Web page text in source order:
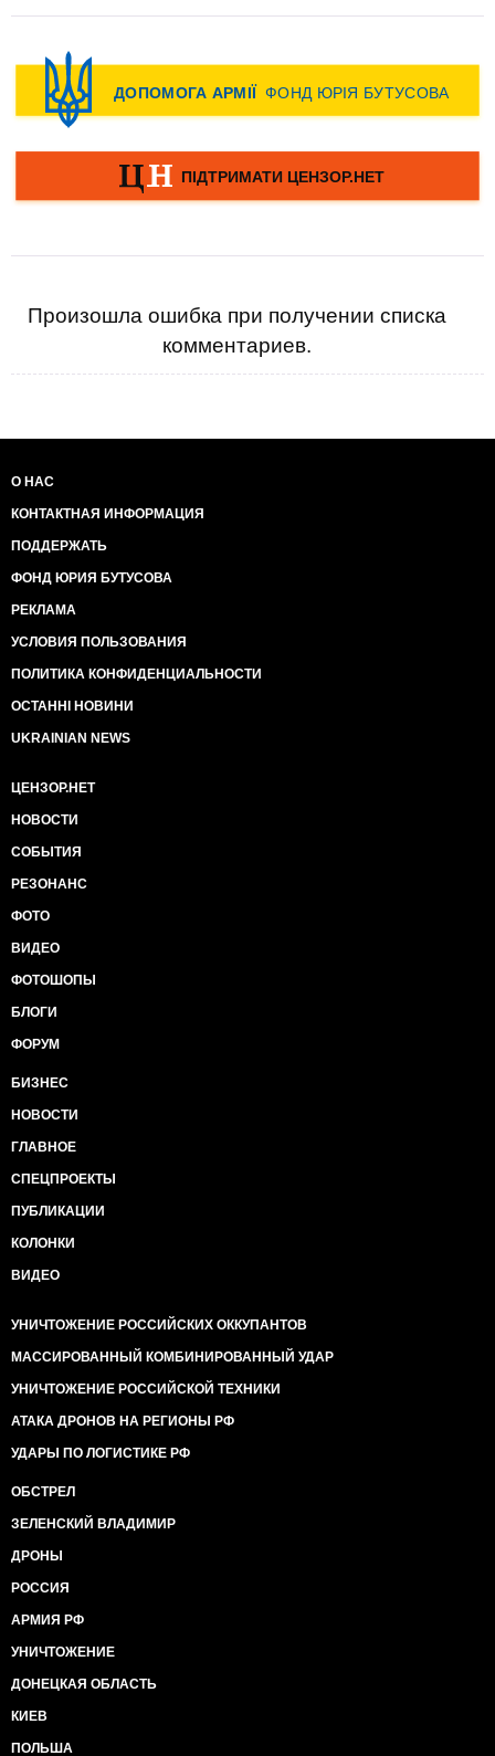
Произошла ошибка при получении списка
комментариев.
О НАС
КОНТАКТНАЯ ИНФОРМАЦИЯ
ПОДДЕРЖАТЬ
ФОНД ЮРИЯ БУТУСОВА
РЕКЛАМА
УСЛОВИЯ ПОЛЬЗОВАНИЯ
ПОЛИТИКА КОНФИДЕНЦИАЛЬНОСТИ
ОСТАННІ НОВИНИ
UKRAINIAN NEWS
ЦЕНЗОР.НЕТ
НОВОСТИ
СОБЫТИЯ
РЕЗОНАНС
ФОТО
ВИДЕО
ФОТОШОПЫ
БЛОГИ
ФОРУМ
БИЗНЕС
НОВОСТИ
ГЛАВНОЕ
СПЕЦПРОЕКТЫ
ПУБЛИКАЦИИ
КОЛОНКИ
ВИДЕО
УНИЧТОЖЕНИЕ РОССИЙСКИХ ОККУПАНТОВ
МАССИРОВАННЫЙ КОМБИНИРОВАННЫЙ УДАР
УНИЧТОЖЕНИЕ РОССИЙСКОЙ ТЕХНИКИ
АТАКА ДРОНОВ НА РЕГИОНЫ РФ
УДАРЫ ПО ЛОГИСТИКЕ РФ
ОБСТРЕЛ
ЗЕЛЕНСКИЙ ВЛАДИМИР
ДРОНЫ
РОССИЯ
АРМИЯ РФ
УНИЧТОЖЕНИЕ
ДОНЕЦКАЯ ОБЛАСТЬ
КИЕВ
ПОЛЬША